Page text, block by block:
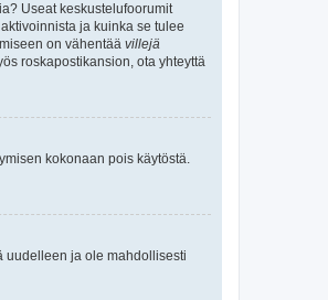
Useat keskustelufoorumit
ja kuinka se tulee
on vähentää villejä
roskapostikansion, ota yhteyttä
kokonaan pois käytöstä.
uudelleen ja ole mahdollisesti